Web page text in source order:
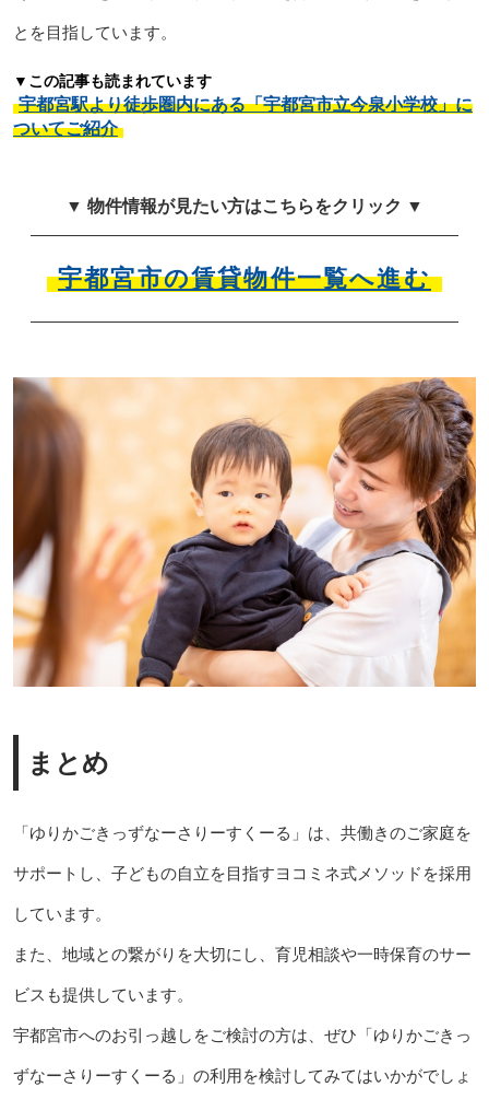
とを目指しています。
▼この記事も読まれています
宇都宮駅より徒歩圏内にある「宇都宮市立今泉小学校」に
ついてご紹介
▼ 物件情報が見たい方はこちらをクリック ▼
宇都宮市の賃貸物件一覧へ進む
まとめ
「ゆりかごきっずなーさりーすくーる」は、共働きのご家庭を
サポートし、子どもの自立を目指すヨコミネ式メソッドを採用
しています。
また、地域との繋がりを大切にし、育児相談や一時保育のサー
ビスも提供しています。
宇都宮市へのお引っ越しをご検討の方は、ぜひ「ゆりかごきっ
ずなーさりーすくーる」の利用を検討してみてはいかがでしょ